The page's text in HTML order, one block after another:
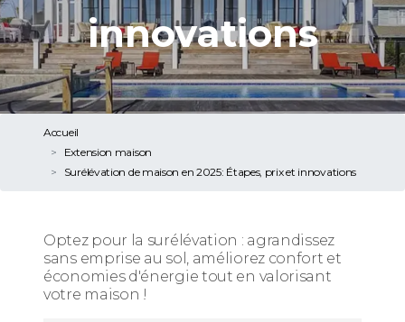
innovations
Accueil
Extension maison
Surélévation de maison en 2025: Étapes, prix et innovations
Optez pour la surélévation : agrandissez
sans emprise au sol, améliorez confort et
économies d'énergie tout en valorisant
votre maison !